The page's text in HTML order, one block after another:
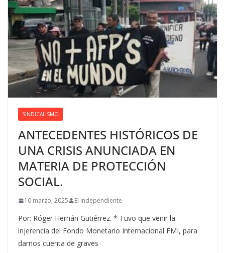
SINDICALISMO
ANTECEDENTES HISTÓRICOS DE
UNA CRISIS ANUNCIADA EN
MATERIA DE PROTECCIÓN
SOCIAL.
10 marzo, 2025 El Independiente
Por: Róger Hernán Gutiérrez. * Tuvo que venir la
injerencia del Fondo Monetario Internacional FMI, para
darnos cuenta de graves